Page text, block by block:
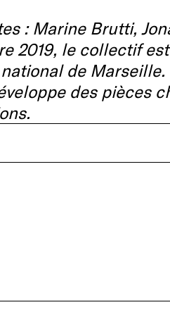
: Marine Brutti,
2019, le collectif
de Marseille.
des pièces